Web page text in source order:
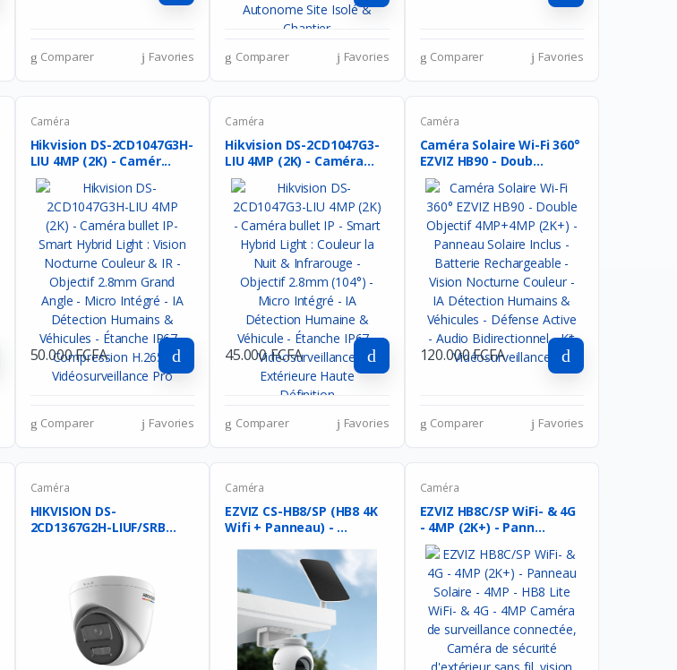
Comparer Favories Comparer Favories Comparer Favories
Caméra
Hikvision DS-2CD1047G3H-
LIU 4MP (2K) - Camér...
50.000 FCFA
Comparer Favories
Caméra
Hikvision DS-2CD1047G3-
LIU 4MP (2K) - Caméra...
45.000 FCFA
Comparer Favories
Caméra
Caméra Solaire Wi-Fi 360°
EZVIZ HB90 - Doub...
120.000 FCFA
Comparer Favories
Caméra
HIKVISION DS-
2CD1367G2H-LIUF/SRB
Caméra
EZVIZ CS-HB8/SP (HB8 4K
Wifi + Panneau) - ...
Caméra
EZVIZ HB8C/SP WiFi- & 4G
- 4MP (2K+) - Pann...